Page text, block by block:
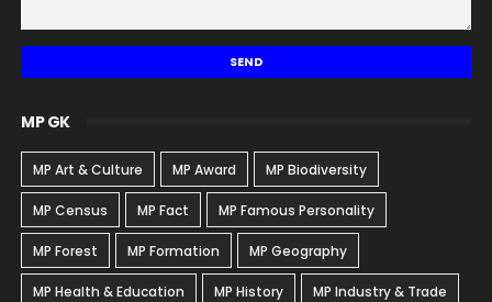
MP GK
MP Art & Culture MP Award MP Biodiversity
MP Census MP Fact MP Famous Personality
MP Forest MP Formation MP Geography
MP Health & Education MP History MP Industry & Trade